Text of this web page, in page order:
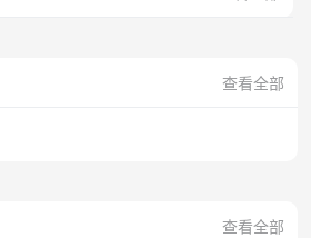
查看全部
查看全部